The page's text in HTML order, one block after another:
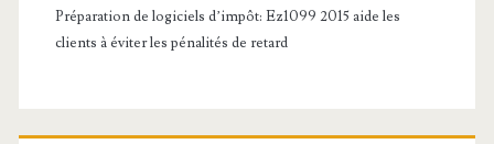
Préparation de logiciels d’impôt: Ez1099 2015 aide les
clients à éviter les pénalités de retard